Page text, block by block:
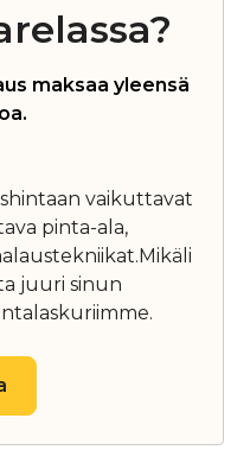
maksaa yleensä
vaikuttavat
pinta-ala,
juuri sinun